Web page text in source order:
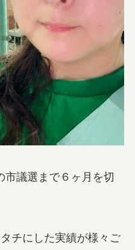
市議選まで６ヶ月を切
チにした実績が様々ご